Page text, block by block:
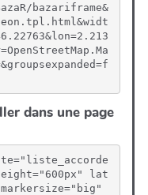
bazariframe&
dans une page
lat